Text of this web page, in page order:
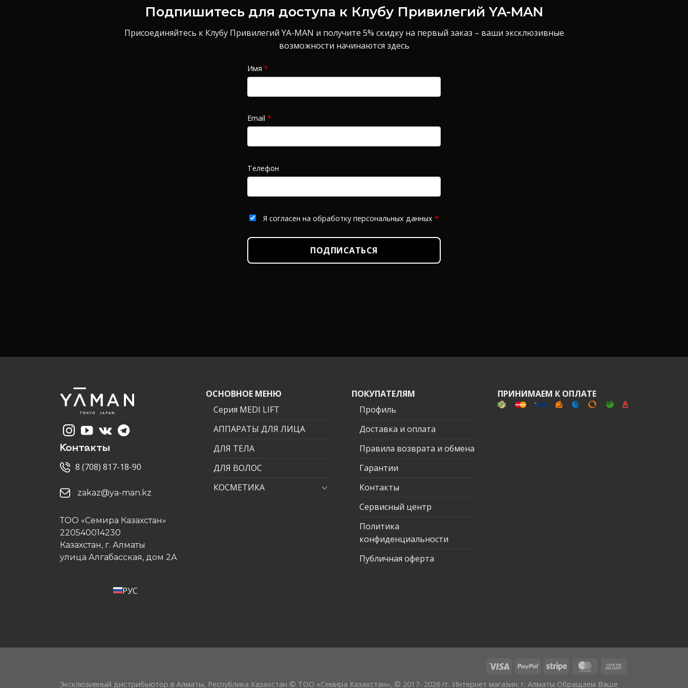
Подпишитесь для доступа к Клубу Привилегий YA-MAN
Присоединяйтесь к Клубу Привилегий YA-MAN и получите 5% скидку на первый заказ – ваши эксклюзивные
возможности начинаются здесь
Имя *
Email *
Телефон
Я согласен на обработку персональных данных *
ПОДПИСАТЬСЯ
Контакты
8 (708) 817-18-90
zakaz@ya-man.kz
ТОО «Семира Казахстан»
220540014230
Казахстан, г. Алматы
улица Алгабасская, дом 2А
РУС
ОСНОВНОЕ МЕНЮ
Серия MEDI LIFT
АППАРАТЫ ДЛЯ ЛИЦА
ДЛЯ ТЕЛА
ДЛЯ ВОЛОС
КОСМЕТИКА
ПОКУПАТЕЛЯМ
Профиль
Доставка и оплата
Правила возврата и обмена
Гарантии
Контакты
Сервисный центр
Политика
конфиденциальности
Публичная оферта
ПРИНИМАЕМ К ОПЛАТЕ
Эксклюзивный дистрибьютор в Алматы, Республика Казахстан © ТОО «Семира Казахстан», © 2017- 2026 гг. Интернет магазин. г. Алматы Обращаем Ваше